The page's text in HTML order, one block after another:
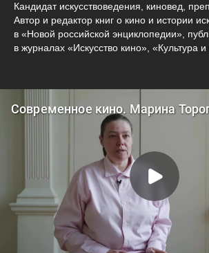
Кандидат искусствоведения, киновед,
Автор и редактор книг о кино и истории
в «Новой российской энциклопедии»,
в журналах «Искусство кино», «Культура и